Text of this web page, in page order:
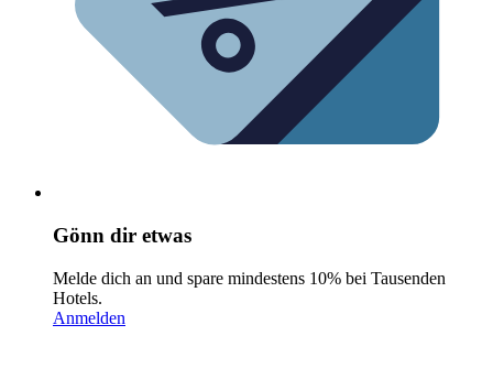
Gönn dir etwas
Melde dich an und spare mindestens 10% bei Tausenden
Hotels.
Anmelden